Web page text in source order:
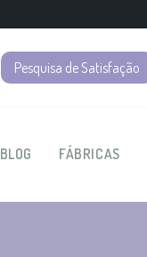
Pesquisa de Satisfação
BLOG FÁBRICAS